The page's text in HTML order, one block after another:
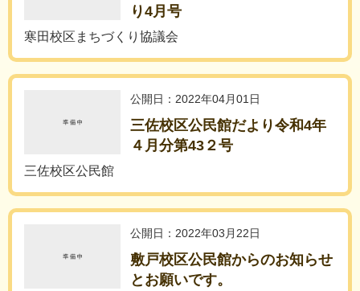
り4月号
寒田校区まちづくり協議会
公開日：2022年04月01日
三佐校区公民館だより令和4年
４月分第43２号
三佐校区公民館
公開日：2022年03月22日
敷戸校区公民館からのお知らせ
とお願いです。